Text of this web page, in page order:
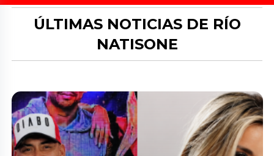
ÚLTIMAS NOTICIAS DE RÍO
NATISONE